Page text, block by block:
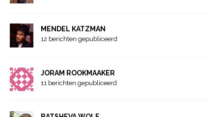
MENDEL KATZMAN
12 berichten gepubliceerd
JORAM ROOKMAAKER
11 berichten gepubliceerd